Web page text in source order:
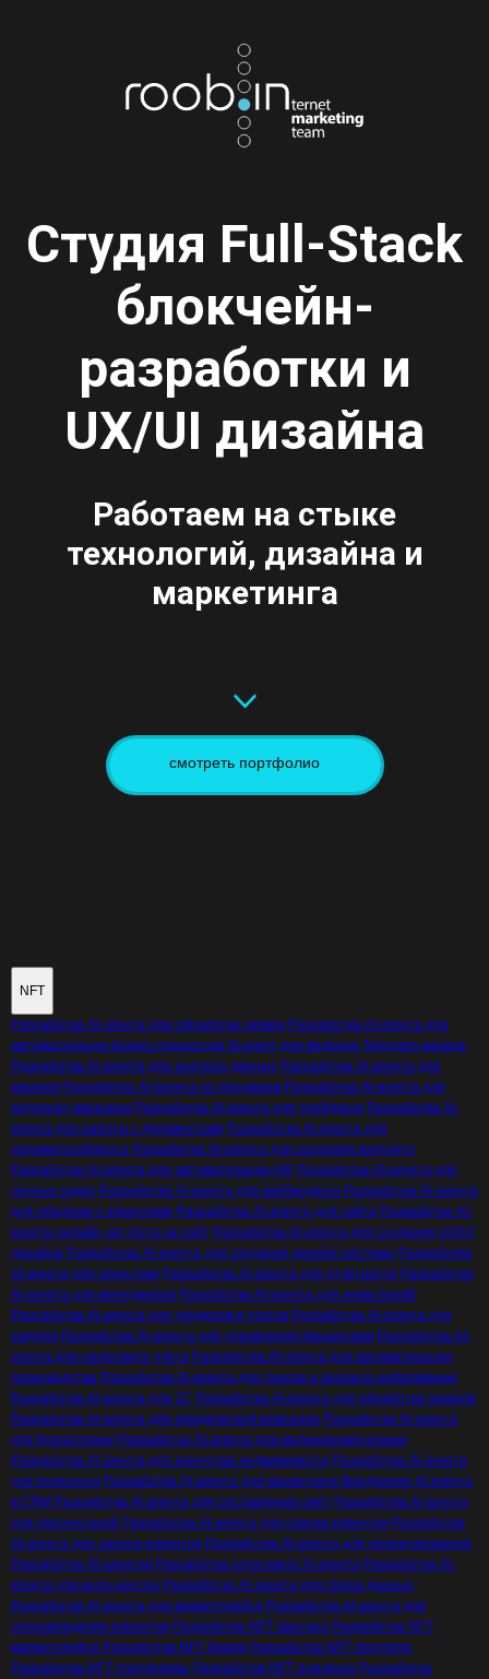
Студия Full-Stack
блокчейн-
разработки и
UX/UI дизайна
Работаем на стыке
технологий, дизайна и
маркетинга
смотреть портфолио
NFT
Разработка AI-агента для обработки заявок Разработка AI-агента для
автоматизации бизнес-процессов AI-агент для ведения Telegram-канала
Разработка AI-агента для анализа данных Разработка AI-агента для
звонков Разработка AI-агента по продажам Разработка AI-агента для
интернет-магазина Разработка AI-агента для трейдинга Разработка AI-
агента для работы с документами Разработка AI-агента для
документооборота Разработка AI-агента для создания контента
Разработка AI-агента для автоматизации HR Разработка AI-агента для
личных задач Разработка AI-агента для вайбкодинга Разработка AI-агента
для общения с клиентами Разработка AI-агента для сайта Разработка AI-
агента онлайн чат-бота на сайт Разработка AI-агента для создания UX/UI
дизайна Разработка AI-агента для создания дизайн-системы Разработка
AI-агента для логистики Разработка AI-агента для отчётности Разработка
AI-агента для менеджеров Разработка AI-агента для инвестиций
Разработка AI-агента для тендеров и торгов Разработка AI-агента для
закупок Разработка AI-агента для управления финансами Разработка AI-
агента для налогового учёта Разработка AI-агента для автоматизации
производства Разработка AI-агента для поиска и анализа информации
Разработка AI-агента для 1С Разработка AI-агента для обработки заказов
Разработка AI-агента для юридической компании Разработка AI-агента
для бухгалтерии Разработка AI-агента для медицинских клиник
Разработка AI-агента для агентства недвижимости Разработка AI-агента
для психолога Разработка AI-агента для маркетинга Внедрение AI-агента
в CRM Разработка AI-агента для составления смет Разработка AI-агента
для презентаций Разработка AI-агента для поиска клиентов Разработка
AI-агента для записи клиентов Разработка AI-агента для проектирования
Разработка AI-агентов Разработка голосового AI-агента Разработка AI-
агента для колл-центра Разработка AI-агента для сбора данных
Разработка AI-агента для маркетплейса Разработка AI-агента для
сопровождения клиентов Разработка NFT аватара Разработка NFT
маркетплейса Разработка NFT биржи Разработка NFT логотипа
Разработка NFT платформы Разработка NFT аукциона Разработка